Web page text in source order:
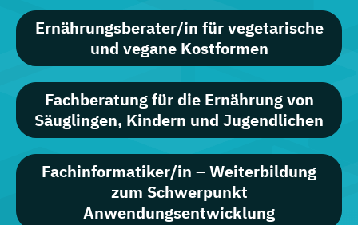
Ernährungsberater/in für vegetarische
und vegane Kostformen
Fachberatung für die Ernährung von
Säuglingen, Kindern und Jugendlichen
Fachinformatiker/in – Weiterbildung
zum Schwerpunkt
Anwendungsentwicklung